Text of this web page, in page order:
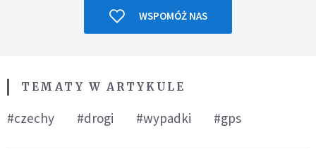
WSPOMÓŻ NAS
TEMATY W ARTYKULE
#czechy #drogi #wypadki #gps